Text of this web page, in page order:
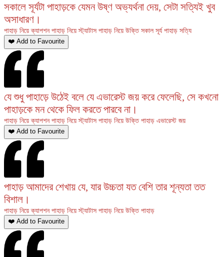
সকালে সূর্যটা পাহাড়কে যেমন উষ্ণ অভ্যর্থনা দেয়, সেটা সত্যিই খুব
অসাধারণ।
পাহাড় নিয়ে ক্যাপশন পাহাড় নিয়ে স্ট্যাটাস পাহাড় নিয়ে উক্তি সকাল সূর্য পাহাড় সত্যি
❤️ Add to Favourite
যে শুধু পাহাড়ে উঠেই বলে যে এভারেস্ট জয় করে ফেলেছি, সে কখনো
পাহাড়কে মন থেকে ফিল করতে পারবে না।
পাহাড় নিয়ে ক্যাপশন পাহাড় নিয়ে স্ট্যাটাস পাহাড় নিয়ে উক্তি পাহাড় এভারেস্ট জয়
❤️ Add to Favourite
পাহাড় আমাদের শেখায় যে, যার উচ্চতা যত বেশি তার শূন্যতা তত
বিশাল।
পাহাড় নিয়ে ক্যাপশন পাহাড় নিয়ে স্ট্যাটাস পাহাড় নিয়ে উক্তি পাহাড়
❤️ Add to Favourite